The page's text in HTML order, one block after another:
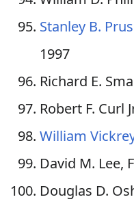
Stanley B.
1997
Richard E.
Robert F. Curl
William
David M. Lee,
Douglas D.